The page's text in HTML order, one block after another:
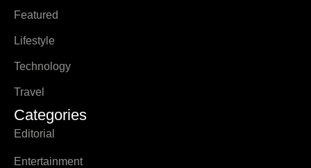
Featured
Lifestyle
Technology
Travel
Categories
Editorial
Entertainment